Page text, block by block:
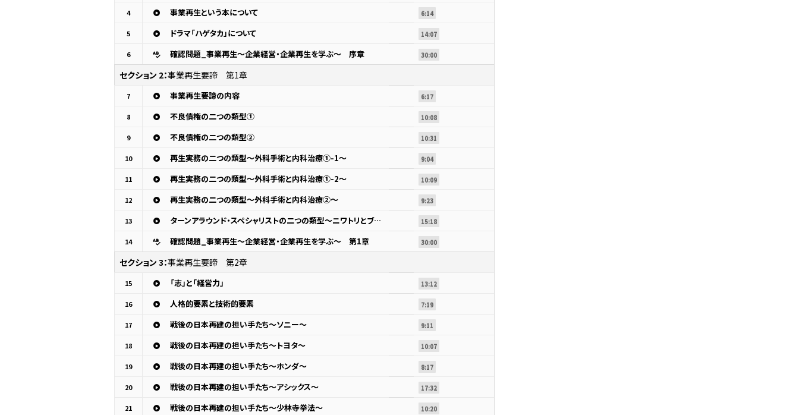
4 事業再生という本について 6:14
5 ドラマ「ハゲタカ」について 14:07
6 確認問題_事業再生～企業経営・企業再生を学ぶ～ 序章 30:00
セクション 2：事業再生要諦 第1章
7 事業再生要諦の内容 6:17
8 不良債権の二つの類型① 10:08
9 不良債権の二つの類型② 10:31
10 再生実務の二つの類型～外科手術と内科治療①-1～ 9:04
11 再生実務の二つの類型～外科手術と内科治療①-2～ 10:09
12 再生実務の二つの類型～外科手術と内科治療②～ 9:23
13 ターンアラウンド・スペシャリストの二つの類型～ニワトリとブタの喩え～ 15:18
14 確認問題_事業再生～企業経営・企業再生を学ぶ～ 第1章 30:00
セクション 3：事業再生要諦 第2章
15 「志」と「経営力」 13:12
16 人格的要素と技術的要素 7:19
17 戦後の日本再建の担い手たち～ソニー～ 9:11
18 戦後の日本再建の担い手たち～トヨタ～ 10:07
19 戦後の日本再建の担い手たち～ホンダ～ 8:17
20 戦後の日本再建の担い手たち～アシックス～ 17:32
21 戦後の日本再建の担い手たち～少林寺拳法～ 10:20